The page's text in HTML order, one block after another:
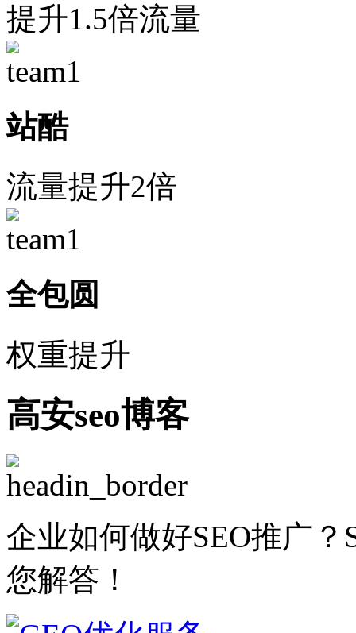
提升1.5倍流量
站酷
流量提升2倍
全包圆
权重提升
高安seo博客
企业如何做好SEO推广
您解答！